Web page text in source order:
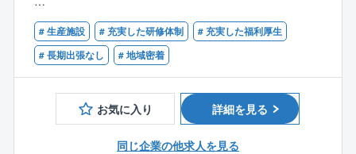
【定年制度について】
選択定年制65歳
60歳～65歳の間で定年のご年齢を選択できます。
を超えてもご就業いただいている方もいらっしゃいま
す。
同社には、現在70代でご活躍されている方もいます。
す）。
■業務詳細:
基本的な業務内容は大手メーカー工場の設備維持メン
テナンスや改修工事の施工管理業務がメインとなりま
その他、下記の業務も徐々にお任せしていきます。
【建物内部での業務】
【歓迎】
■1級電気工事施工管理技士をお持ちの方
■工場、学校などの建築ないし設備工事業務経験をお持
ちの方
■電気系CADを用いての作図経験をお持ちの方
# 生産施設 # 充実した研修体制
# 充実した福利厚生
# 長期出張なし
# 地域密着
お気に入り 詳細を見る
同じ企業の他求人を見る